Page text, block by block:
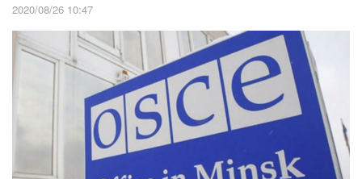
2020/08/26 10:47